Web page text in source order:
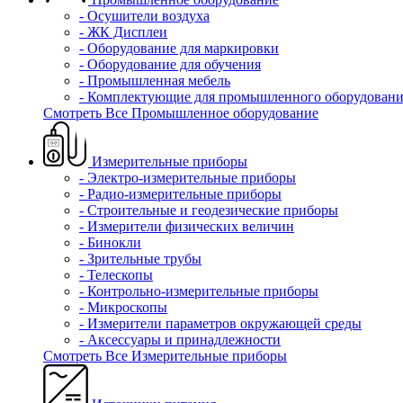
- Осушители воздуха
- ЖК Дисплеи
- Оборудование для маркировки
- Оборудование для обучения
- Промышленная мебель
- Комплектующие для промышленного
Смотреть Все Промышленное оборудование
Измерительные приборы
- Электро-измерительные приборы
- Радио-измерительные приборы
- Строительные и геодезические приборы
- Измерители физических величин
- Бинокли
- Зрительные трубы
- Телескопы
- Контрольно-измерительные приборы
- Микроскопы
- Измерители параметров окружающей среды
- Аксессуары и принадлежности
Смотреть Все Измерительные приборы